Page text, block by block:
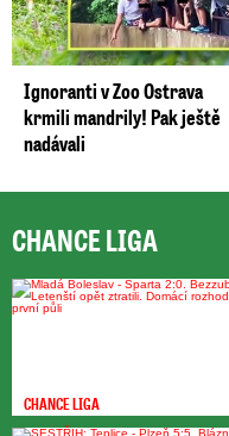
Ignoranti v Zoo Ostrava
krmili mandrily! Pak ještě
nadávali
CHANCE LIGA
CHANCE LIGA